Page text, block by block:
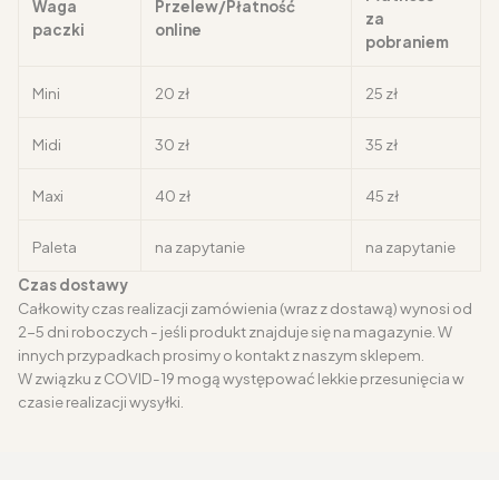
Waga
paczki
Przelew/Płatność
online
za
pobraniem
Mini 20 zł 25 zł
Midi 30 zł 35 zł
Maxi 40 zł 45 zł
Paleta na zapytanie na zapytanie
Czas dostawy
Całkowity czas realizacji zamówienia (wraz z dostawą) wynosi od
2-5 dni roboczych - jeśli produkt znajduje się na magazynie. W
innych przypadkach prosimy o kontakt z naszym sklepem.
W związku z COVID-19 mogą występować lekkie przesunięcia w
czasie realizacji wysyłki.